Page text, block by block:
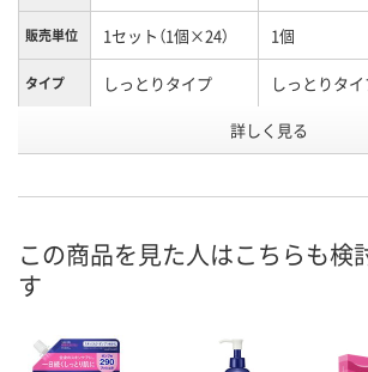
販売単位 1セット（1個×24） 1個
タイプ しっとりタイプ しっとりタ
2133552
お届け日
ついてご連絡いたし
8月10日（月）
数量
詳しく見る
この商品を見た人はこちらも検
す